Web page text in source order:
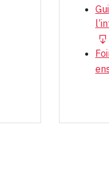
tab)
a new tab)